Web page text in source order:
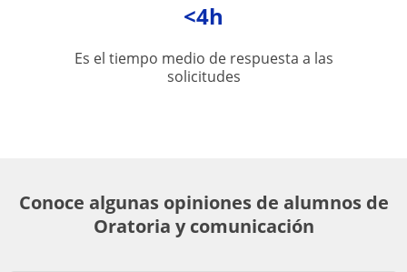
<4h
Es el tiempo medio de respuesta a las
solicitudes
Conoce algunas opiniones de alumnos de
Oratoria y comunicación